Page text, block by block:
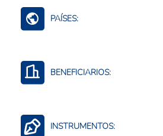
PAÍSES:
BENEFICIARIOS:
INSTRUMENTOS: